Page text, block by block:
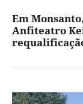
Em
Anfiteatro